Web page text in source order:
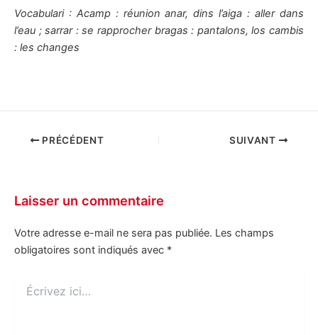
Vocabulari : Acamp : réunion anar, dins l’aiga : aller dans
l’eau ; sarrar : se rapprocher bragas : pantalons, los cambis
: les changes
PRÉCÉDENT SUIVANT
Laisser un commentaire
Votre adresse e-mail ne sera pas publiée. Les champs
obligatoires sont indiqués avec *
ici…